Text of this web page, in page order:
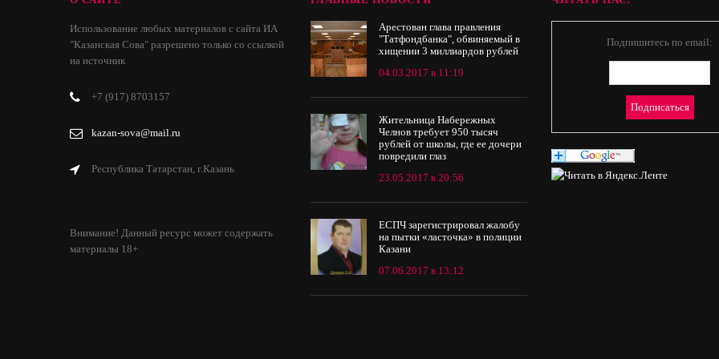
Использование любых материалов с сайта ИА
"Казанская Сова" разрешено только со ссылкой
на источник
+7 (917) 8703157
kazan-sova@mail.ru
Республика Татарстан, г.Казань
Внимание! Данный ресурс может содержать
материалы 18+
Арестован глава правления
"Татфондбанка", обвиняемый в
хищении 3 миллиардов рублей
04.03.2017 в 11:19
Жительница Набережных
Челнов требует 950 тысяч
рублей от школы, где ее дочери
повредили глаз
23.05.2017 в 20:56
ЕСПЧ зарегистрировал жалобу
на пытки «ласточка» в полиции
Казани
07.06.2017 в 13:12
Подпишитесь по email: